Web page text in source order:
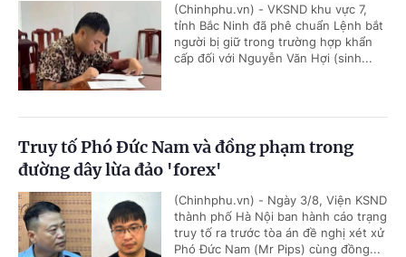
(Chinhphu.vn) - VKSND khu vực 7,
tỉnh Bắc Ninh đã phê chuẩn Lệnh bắt
người bị giữ trong trường hợp khẩn
cấp đối với Nguyễn Văn Hợi (sinh...
Truy tố Phó Đức Nam và đồng phạm trong
đường dây lừa đảo 'forex'
(Chinhphu.vn) - Ngày 3/8, Viện KSND
thành phố Hà Nội ban hành cáo trạng
truy tố ra trước tòa án đề nghị xét xử
Phó Đức Nam (Mr Pips) cùng đồng...